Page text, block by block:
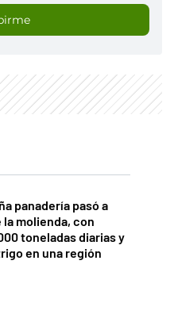
panadería pasó a
molienda, con
toneladas diarias y
en una región